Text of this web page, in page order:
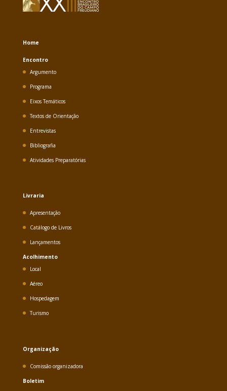
Home
Encontro
Argumento
Programa
Eixos Temáticos
Textos de Orientação
Entrevistas
Bibliografia
Atividades Preparatórias
Livraria
Apresentação
Catálogo de Livros
Lançamentos
Acolhimento
Local
Aéreo
Hospedagem
Turismo
Organização
Comissão organizadora
Boletim